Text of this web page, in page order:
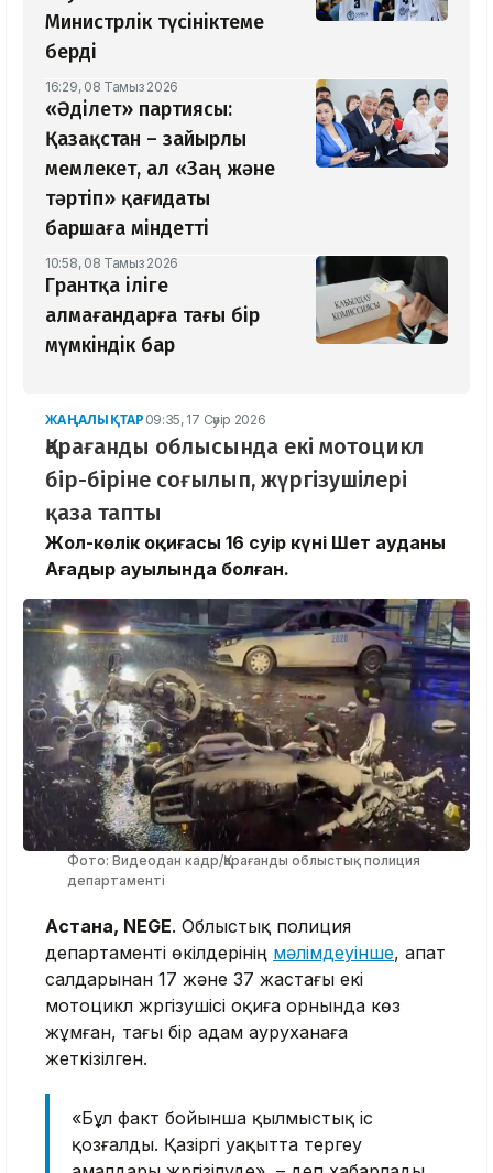
Министрлік түсініктеме
берді
16:29, 08 Тамыз 2026
«Әділет» партиясы:
Қазақстан – зайырлы
мемлекет, ал «Заң және
тәртіп» қағидаты
баршаға міндетті
10:58, 08 Тамыз 2026
Грантқа іліге
алмағандарға тағы бір
мүмкіндік бар
ЖАҢАЛЫҚТАР 09:35, 17 Сәуір 2026
Қарағанды облысында екі мотоцикл
бір-біріне соғылып, жүргізушілері
қаза тапты
Жол-көлік оқиғасы 16 сәуір күні Шет ауданы
Ағадыр ауылында болған.
Фото: Видеодан кадр/Қарағанды облыстық полиция
департаменті
Астана, NEGE. Облыстық полиция
департаменті өкілдерінің мәлімдеуінше, апат
салдарынан 17 және 37 жастағы екі
мотоцикл жүргізушісі оқиға орнында көз
жұмған, тағы бір адам ауруханаға
жеткізілген.
«Бұл факт бойынша қылмыстық іс
қозғалды. Қазіргі уақытта тергеу